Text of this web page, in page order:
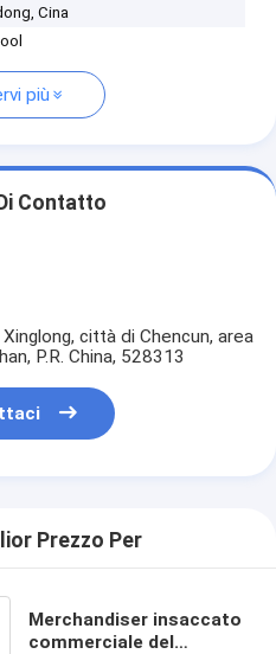
Cina
più
Contatto
città di Chencun, area
P.R. China, 528313
Prezzo Per
Merchandiser insaccato
commerciale del